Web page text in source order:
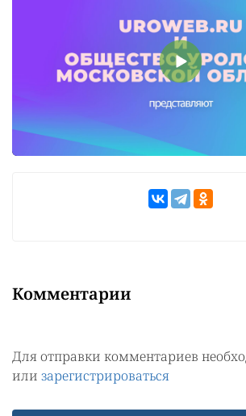
Комментарии
Для отправки комментариев
или зарегистрироваться